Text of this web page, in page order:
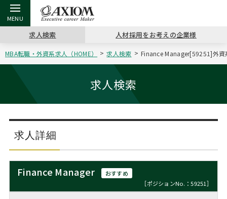
戻る
アクシアムの特長
戻る
コンサ
サービス案内
戻る
キャリ
コンサルタントの紹介
戻る
キャリア支援 TOP
キャリアデザイン講座
（最新求人市場動向）
戻る
MBAの
おわり
ステージ別アドバイス
MBAの転職事例
MBAからのFAQ
戻る
日本か
戻る
転職ツール TOP
英文レジュメの書き方
戻る
パワー
職務経歴書の書き方
戻る
転職コラム TOP
“展”職相談室
転職市場の明日をよめ
戻る
イベント・セミナー TOP
ジョブフェア
キャリアデザインセミナー
戻る
会社概要 TOP
沿革
主なクライアント
求人検索 人材採用をお考えの企業様
MBA転職・外資系求人（HOME） 求人検索 Finance Manager[59251]外資
求人検索
求人詳細
Finance Manager
おすすめ
［ポジションNo.：59251］